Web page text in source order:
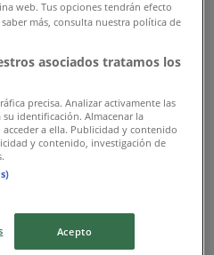
Juárez
Concord C&A
Flexi
Tupperware
Herbalife
Cuidado con el Perro
Zapaterías 3
web. Tus opciones tendrán efecto
más, consulta nuestra política de
asociados tratamos los
precisa. Analizar activamente las
identificación. Almacenar la
a ella. Publicidad y contenido
y contenido, investigación de
Acepto